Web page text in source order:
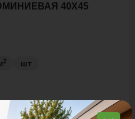
40Х45
2 шт